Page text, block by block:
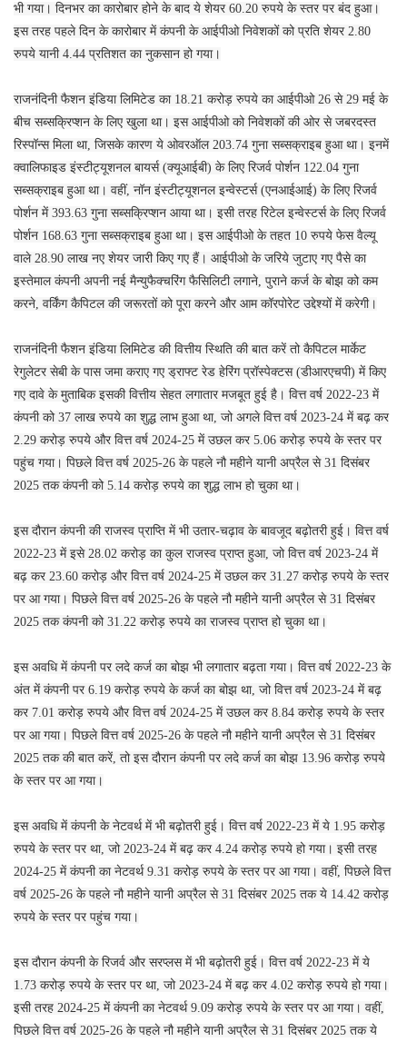
भी गया। दिनभर का कारोबार होने के बाद ये शेयर 60.20 रुपये के स्तर पर बंद हुआ।
इस तरह पहले दिन के कारोबार में कंपनी के आईपीओ निवेशकों को प्रति शेयर 2.80
रुपये यानी 4.44 प्रतिशत का नुकसान हो गया।
राजनंदिनी फैशन इंडिया लिमिटेड का 18.21 करोड़ रुपये का आईपीओ 26 से 29 मई के
बीच सब्सक्रिप्शन के लिए खुला था। इस आईपीओ को निवेशकों की ओर से जबरदस्त
रिस्पॉन्स मिला था, जिसके कारण ये ओवरऑल 203.74 गुना सब्सक्राइब हुआ था। इनमें
क्वालिफाइड इंस्टीट्यूशनल बायर्स (क्यूआईबी) के लिए रिजर्व पोर्शन 122.04 गुना
सब्सक्राइब हुआ था। वहीं, नॉन इंस्टीट्यूशनल इन्वेस्टर्स (एनआईआई) के लिए रिजर्व
पोर्शन में 393.63 गुना सब्सक्रिप्शन आया था। इसी तरह रिटेल इन्वेस्टर्स के लिए रिजर्व
पोर्शन 168.63 गुना सब्सक्राइब हुआ था। इस आईपीओ के तहत 10 रुपये फेस वैल्यू
वाले 28.90 लाख नए शेयर जारी किए गए हैं। आईपीओ के जरिये जुटाए गए पैसे का
इस्तेमाल कंपनी अपनी नई मैन्युफैक्चरिंग फैसिलिटी लगाने, पुराने कर्ज के बोझ को कम
करने, वर्किंग कैपिटल की जरूरतों को पूरा करने और आम कॉरपोरेट उद्देश्यों में करेगी।
राजनंदिनी फैशन इंडिया लिमिटेड की वित्तीय स्थिति की बात करें तो कैपिटल मार्केट
रेगुलेटर सेबी के पास जमा कराए गए ड्राफ्ट रेड हेरिंग प्रॉस्पेक्टस (डीआरएचपी) में किए
गए दावे के मुताबिक इसकी वित्तीय सेहत लगातार मजबूत हुई है। वित्त वर्ष 2022-23 में
कंपनी को 37 लाख रुपये का शुद्ध लाभ हुआ था, जो अगले वित्त वर्ष 2023-24 में बढ़ कर
2.29 करोड़ रुपये और वित्त वर्ष 2024-25 में उछल कर 5.06 करोड़ रुपये के स्तर पर
पहुंच गया। पिछले वित्त वर्ष 2025-26 के पहले नौ महीने यानी अप्रैल से 31 दिसंबर
2025 तक कंपनी को 5.14 करोड़ रुपये का शुद्ध लाभ हो चुका था।
इस दौरान कंपनी की राजस्व प्राप्ति में भी उतार-चढ़ाव के बावजूद बढ़ोतरी हुई। वित्त वर्ष
2022-23 में इसे 28.02 करोड़ का कुल राजस्व प्राप्त हुआ, जो वित्त वर्ष 2023-24 में
बढ़ कर 23.60 करोड़ और वित्त वर्ष 2024-25 में उछल कर 31.27 करोड़ रुपये के स्तर
पर आ गया। पिछले वित्त वर्ष 2025-26 के पहले नौ महीने यानी अप्रैल से 31 दिसंबर
2025 तक कंपनी को 31.22 करोड़ रुपये का राजस्व प्राप्त हो चुका था।
इस अवधि में कंपनी पर लदे कर्ज का बोझ भी लगातार बढ़ता गया। वित्त वर्ष 2022-23 के
अंत में कंपनी पर 6.19 करोड़ रुपये के कर्ज का बोझ था, जो वित्त वर्ष 2023-24 में बढ़
कर 7.01 करोड़ रुपये और वित्त वर्ष 2024-25 में उछल कर 8.84 करोड़ रुपये के स्तर
पर आ गया। पिछले वित्त वर्ष 2025-26 के पहले नौ महीने यानी अप्रैल से 31 दिसंबर
2025 तक की बात करें, तो इस दौरान कंपनी पर लदे कर्ज का बोझ 13.96 करोड़ रुपये
के स्तर पर आ गया।
इस अवधि में कंपनी के नेटवर्थ में भी बढ़ोतरी हुई। वित्त वर्ष 2022-23 में ये 1.95 करोड़
रुपये के स्तर पर था, जो 2023-24 में बढ़ कर 4.24 करोड़ रुपये हो गया। इसी तरह
2024-25 में कंपनी का नेटवर्थ 9.31 करोड़ रुपये के स्तर पर आ गया। वहीं, पिछले वित्त
वर्ष 2025-26 के पहले नौ महीने यानी अप्रैल से 31 दिसंबर 2025 तक ये 14.42 करोड़
रुपये के स्तर पर पहुंच गया।
इस दौरान कंपनी के रिजर्व और सरप्लस में भी बढ़ोतरी हुई। वित्त वर्ष 2022-23 में ये
1.73 करोड़ रुपये के स्तर पर था, जो 2023-24 में बढ़ कर 4.02 करोड़ रुपये हो गया।
इसी तरह 2024-25 में कंपनी का नेटवर्थ 9.09 करोड़ रुपये के स्तर पर आ गया। वहीं,
पिछले वित्त वर्ष 2025-26 के पहले नौ महीने यानी अप्रैल से 31 दिसंबर 2025 तक ये